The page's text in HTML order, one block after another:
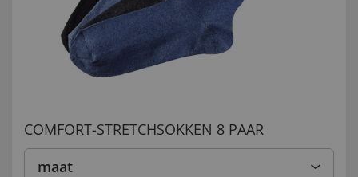
COMFORT-STRETCHSOKKEN 8 PAAR
maat